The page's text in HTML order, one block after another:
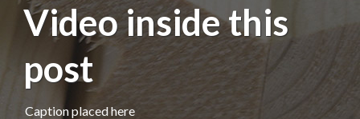
Video inside this
post
Caption placed here